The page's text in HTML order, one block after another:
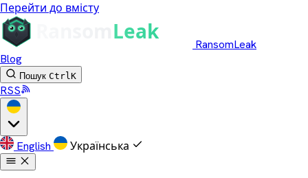
Перейти до вмісту
RansomLeak
Blog
Пошук CtrlK
RSS
English Українська